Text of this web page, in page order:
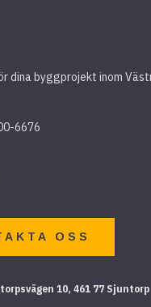
dina byggprojekt inom
6676
OSS
10, 461 77 Sjuntorp